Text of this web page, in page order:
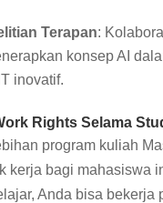
Terapan:
konsep AI
inovatif.
Rights Selama
program kuliah
kerja bagi mahasiswa
Anda bisa bekerja